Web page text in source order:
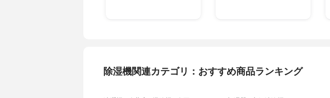
除湿機関連カテゴリ：おすすめ商品ランキング